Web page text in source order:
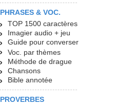
PHRASES & VOC.
TOP 1500 caractères
Imagier audio + jeu
Guide pour converser
Voc. par thèmes
Méthode de drague
Chansons
Bible annotée
PROVERBES